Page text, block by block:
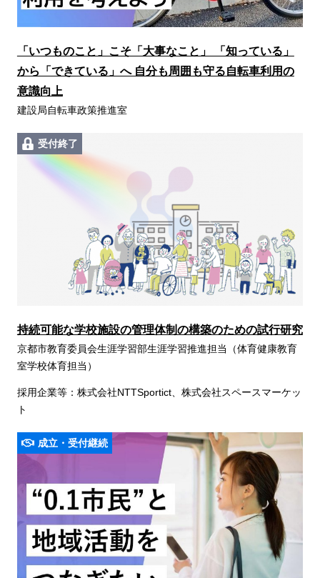
「いつものこと」こそ「大事なこと」 「知っている」
から「できている」へ 自分も周囲も守る自転車利用の
意識向上
建設局自転車政策推進室
受付終了
持続可能な学校施設の管理体制の構築のための試行研究
京都市教育委員会生涯学習部生涯学習推進担当（体育健康教育
室学校体育担当）
採用企業等：株式会社NTTSportict、株式会社スペースマーケッ
ト
成立・受付継続